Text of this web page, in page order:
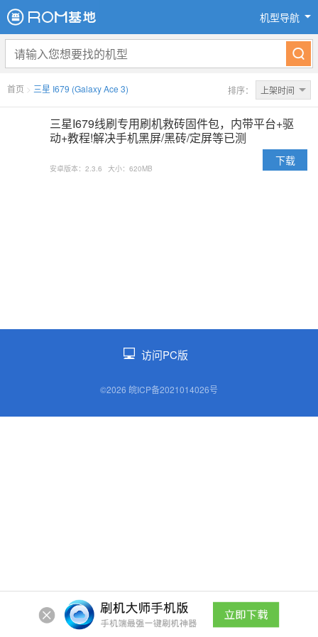
机型导航
首页 > 三星 I679 (Galaxy Ace 3) 排序： 上架时间
三星I679线刷专用刷机救砖固件包，内带平台+驱
动+教程!解决手机黑屏/黑砖/定屏等已测
安卓版本：2.3.6 大小：620MB
下载
访问PC版
©2026 皖ICP备2021014026号